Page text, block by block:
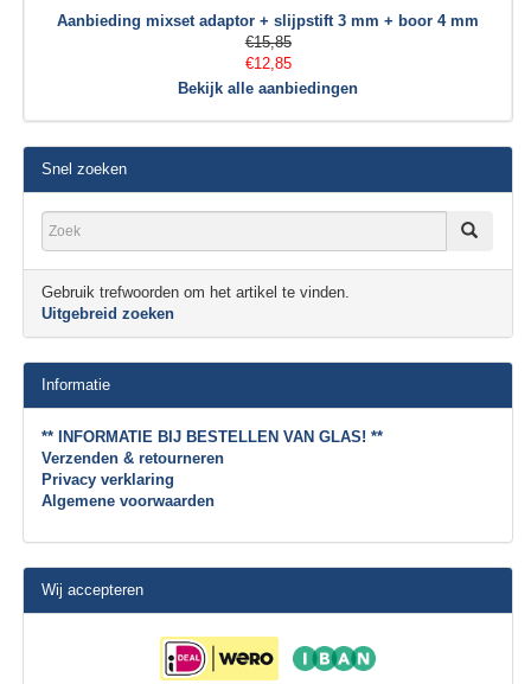
Aanbieding mixset adaptor + slijpstift 3 mm + boor 4 mm
€15,85
€12,85
Bekijk alle aanbiedingen
Snel zoeken
Gebruik trefwoorden om het artikel te vinden.
Uitgebreid zoeken
Informatie
** INFORMATIE BIJ BESTELLEN VAN GLAS! **
Verzenden & retourneren
Privacy verklaring
Algemene voorwaarden
Wij accepteren